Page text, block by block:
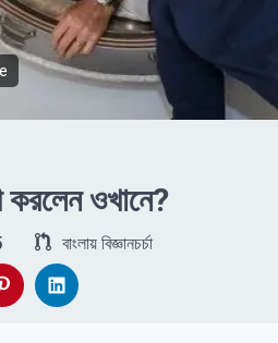
করলেন ওখানে?
বাংলায় বিজ্ঞানচর্চা